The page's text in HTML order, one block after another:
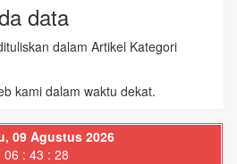
data
dalam Artikel Kategori
kami dalam waktu dekat.
09 Agustus 2026
06 : 43 : 29